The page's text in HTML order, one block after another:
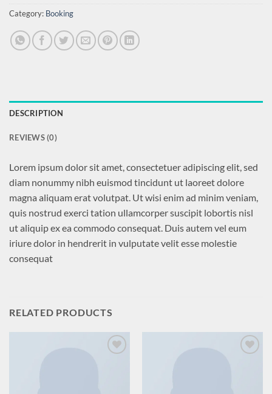
Category: Booking
DESCRIPTION
REVIEWS (0)
Lorem ipsum dolor sit amet, consectetuer adipiscing elit, sed
diam nonummy nibh euismod tincidunt ut laoreet dolore
magna aliquam erat volutpat. Ut wisi enim ad minim veniam,
quis nostrud exerci tation ullamcorper suscipit lobortis nisl
ut aliquip ex ea commodo consequat. Duis autem vel eum
iriure dolor in hendrerit in vulputate velit esse molestie
consequat
RELATED PRODUCTS